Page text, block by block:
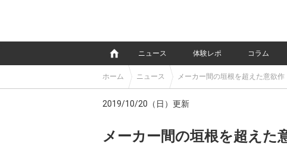
ニュース 体験レポ コラム
ホーム ニュース メーカー間の垣根を超えた意欲作
2019/10/20（日）更新
メーカー間の垣根を超えた